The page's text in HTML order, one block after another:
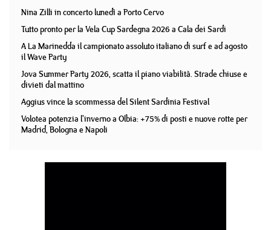
Nina Zilli in concerto lunedì a Porto Cervo
Tutto pronto per la Vela Cup Sardegna 2026 a Cala dei Sardi
A La Marinedda il campionato assoluto italiano di surf e ad agosto
il Wave Party
Jova Summer Party 2026, scatta il piano viabilità. Strade chiuse e
divieti dal mattino
Aggius vince la scommessa del Silent Sardinia Festival
Volotea potenzia l'inverno a Olbia: +75% di posti e nuove rotte per
Madrid, Bologna e Napoli